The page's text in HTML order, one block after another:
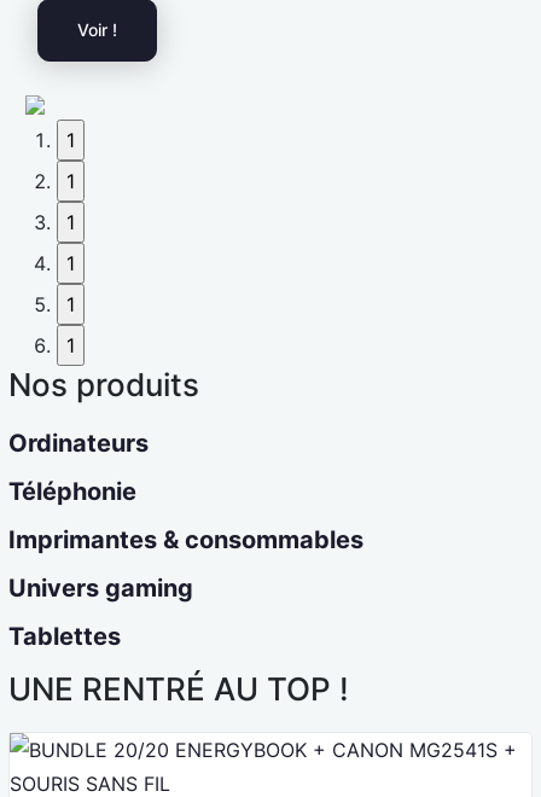
Voir !
1
1
1
1
1
1
Nos produits
Ordinateurs
Téléphonie
Imprimantes & consommables
Univers gaming
Tablettes
UNE RENTRÉ AU TOP !